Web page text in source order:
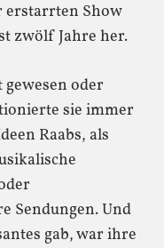
erstarrten Show
zwölf Jahre her.
oder
sie immer
Raabs, als
Sendungen. Und
gab, war ihre